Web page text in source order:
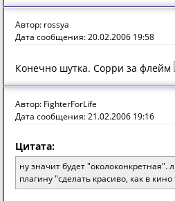
Автор: rossya
Дата сообщения: 20.02.2006 19:58
Конечно шутка. Сорри за флейм
Автор: FighterForLife
Дата сообщения: 21.02.2006 19:16
Цитата:
ну значит будет "околоконкретная".
плагину "сделать красиво, как в